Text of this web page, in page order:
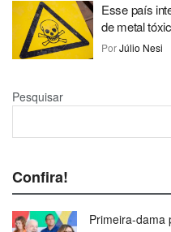
Esse país
de metal
PorJúlio Nesi
Pesquisar
Confira!
Primeira-dama